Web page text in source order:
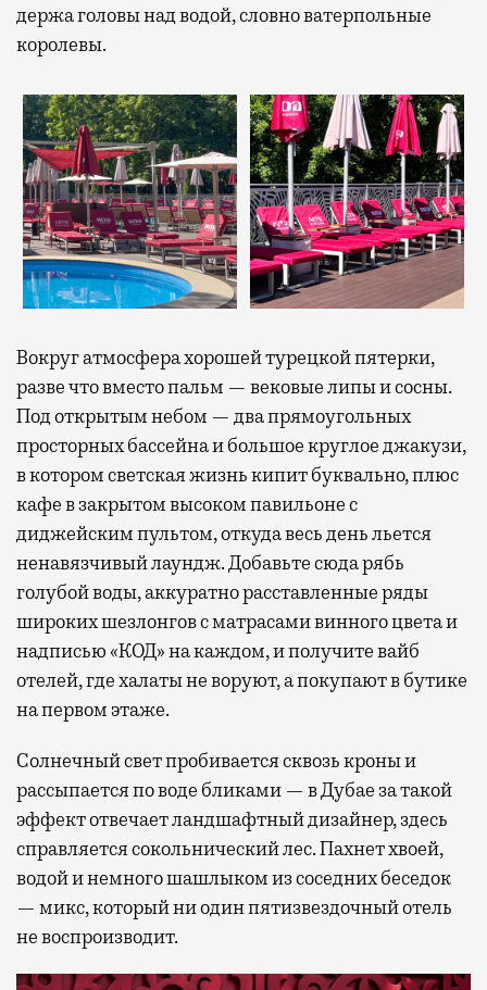
держа головы над водой, словно ватерпольные
королевы.
Вокруг атмосфера хорошей турецкой пятерки,
разве что вместо пальм — вековые липы и сосны.
Под открытым небом — два прямоугольных
просторных бассейна и большое круглое джакузи,
в котором светская жизнь кипит буквально, плюс
кафе в закрытом высоком павильоне с
диджейским пультом, откуда весь день льется
ненавязчивый лаундж. Добавьте сюда рябь
голубой воды, аккуратно расставленные ряды
широких шезлонгов с матрасами винного цвета и
надписью «КОД» на каждом, и получите вайб
отелей, где халаты не воруют, а покупают в бутике
на первом этаже.
Солнечный свет пробивается сквозь кроны и
рассыпается по воде бликами — в Дубае за такой
эффект отвечает ландшафтный дизайнер, здесь
справляется сокольнический лес. Пахнет хвоей,
водой и немного шашлыком из соседних беседок
— микс, который ни один пятизвездочный отель
не воспроизводит.